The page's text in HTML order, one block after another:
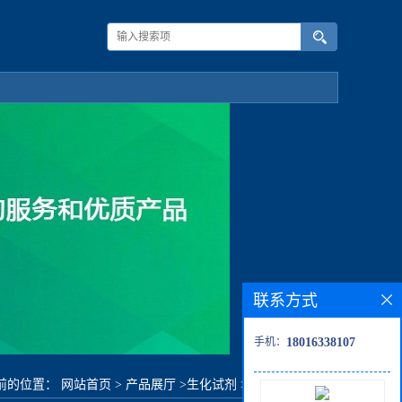
的位置： 网站首页 > 产品展厅 >生化试剂 > 2,2,2-三氯乙醇
联系方式
手机： 18016338107